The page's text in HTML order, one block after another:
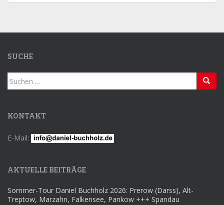
SUCHE
Suchen
nach:
KONTAKT
E-Mail:
AKTUELLE BEITRÄGE
Sommer-Tour Daniel Buchholz 2026: Prerow (Darss), Alt-
Treptow, Marzahn, Falkensee, Pankow +++ Spandau